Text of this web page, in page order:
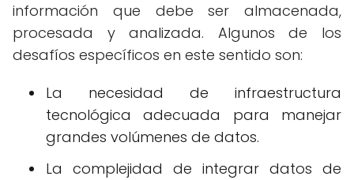
información que debe ser almacenada,
procesada y analizada. Algunos de los
desafíos específicos en este sentido son:
La necesidad de infraestructura
tecnológica adecuada para manejar
grandes volúmenes de datos.
La complejidad de integrar datos de